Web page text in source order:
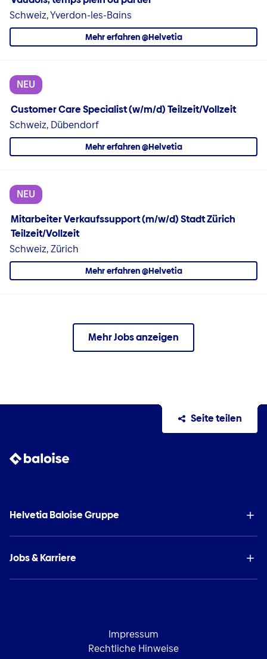
Schweiz, Yverdon-les-Bains
Mehr erfahren @Helvetia
NEU
Customer Care Specialist (w/m/d) Teilzeit/Vollzeit
Schweiz, Dübendorf
Mehr erfahren @Helvetia
NEU
Mitarbeiter Verkaufssupport (m/w/d) Stadt Zürich
Teilzeit/Vollzeit
Schweiz, Zürich
Mehr erfahren @Helvetia
Mehr Jobs anzeigen
Seite teilen
Helvetia Baloise Gruppe
Jobs & Karriere
Impressum
Rechtliche Hinweise